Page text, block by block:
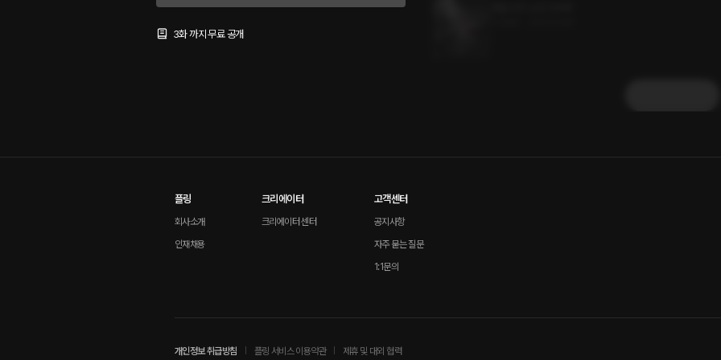
3화 까지 무료 공개
플링
회사소개
인재채용
크리에이터
크리에이터 센터
고객센터
공지사항
자주 묻는 질문
1:1문의
개인정보 취급방침 플링 서비스 이용약관 제휴 및 대외 협력